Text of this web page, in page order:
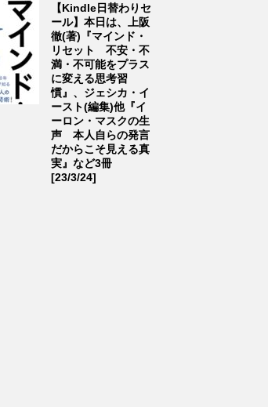
【Kindle日替わりセ
ール】本日は、上阪
徹(著)『マインド・
リセット 不安・不
満・不可能をプラス
に変える思考習
慣』、ジェシカ・イ
ースト(編集)他『イ
ーロン・マスクの生
声 本人自らの発言
だからこそ見える真
実』など3冊
[23/3/24]